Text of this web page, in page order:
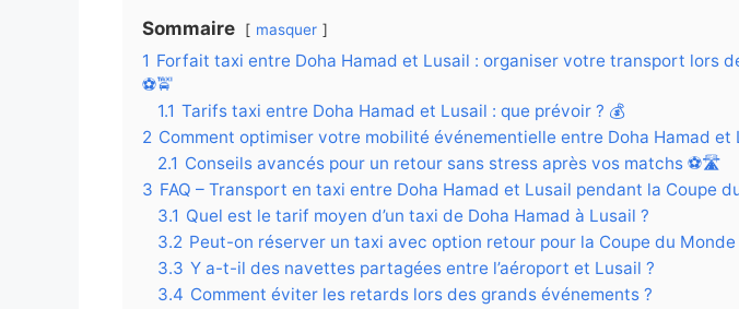
Sommaire masquer
1 Forfait taxi entre Doha Hamad et Lusail : organiser votre transport lors
⚽🚖
1.1 Tarifs taxi entre Doha Hamad et Lusail : que prévoir ? 💰
2 Comment optimiser votre mobilité événementielle entre Doha Hamad et
2.1 Conseils avancés pour un retour sans stress après vos matchs ⚽🛣️
3 FAQ – Transport en taxi entre Doha Hamad et Lusail pendant la Coupe
3.1 Quel est le tarif moyen d’un taxi de Doha Hamad à Lusail ?
3.2 Peut-on réserver un taxi avec option retour pour la Coupe du Monde
3.3 Y a-t-il des navettes partagées entre l’aéroport et Lusail ?
3.4 Comment éviter les retards lors des grands événements ?